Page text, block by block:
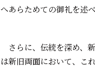
へあらためての御礼を述べ
さらに、伝統を深め、
は新旧両面において、こ